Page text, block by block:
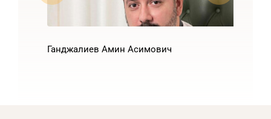
Ганджалиев Амин Асимович